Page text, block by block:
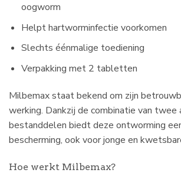
oogworm
Helpt hartworminfectie voorkomen
Slechts éénmalige toediening
Verpakking met 2 tabletten
Milbemax staat bekend om zijn
werking. Dankzij de combinatie van twee
bestanddelen biedt deze ontworming
bescherming, ook voor jonge en
Hoe werkt Milbemax?